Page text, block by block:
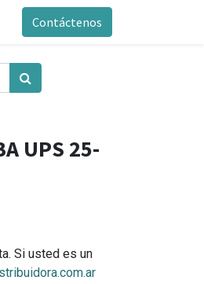
Contáctenos
UPS 25-
Si usted es un